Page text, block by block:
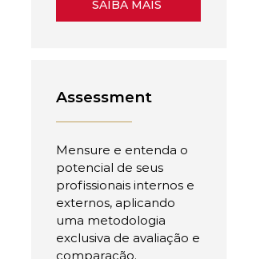
SAIBA MAIS
Assessment
Mensure e entenda o
potencial de seus
profissionais internos e
externos, aplicando
uma metodologia
exclusiva de avaliação e
comparação.